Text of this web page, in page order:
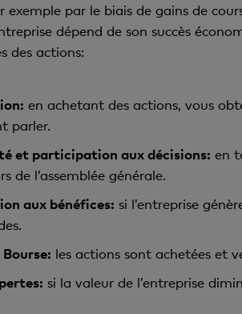
exemple par le biais de gains de
dépend de son succès
des actions:
en achetant des actions, vous
parler.
et participation aux décisions: en
de l’assemblée générale.
aux bénéfices: si l’entreprise
les actions sont achetées et
si la valeur de l’entreprise